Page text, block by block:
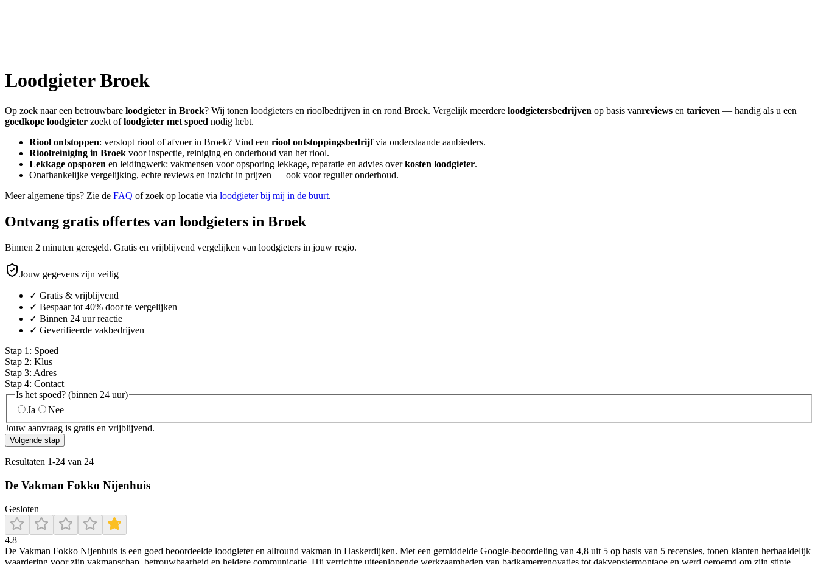
LoodgieterBroek
Op zoek naar een betrouwbare loodgieter in Broek? Wij tonen loodgieters en rioolbedrijven in en rond Broek. Vergelijk meerdere loodgietersbedrijven op basis vanreviews en tarieven — handig als u een
goedkope loodgieter zoekt ofloodgieter met spoed nodig hebt.
Riool ontstoppen: verstopt riool of afvoer in Broek? Vind een riool ontstoppingsbedrijfvia onderstaande aanbieders.
Rioolreiniging in Broek voor inspectie, reiniging en onderhoud van het riool.
Lekkage opsporen en leidingwerk: vakmensen voor opsporing lekkage, reparatie en advies overkosten loodgieter.
Onafhankelijke vergelijking, echte reviews en inzicht in prijzen — ook voor regulier onderhoud.
Meer algemene tips? Zie de FAQ of zoek op locatie via loodgieter bij mij in de buurt.
Ontvang gratis offertes van loodgieters in Broek
Binnen 2 minuten geregeld. Gratis en vrijblijvend vergelijken van loodgieters in jouw regio.
Jouw gegevens zijn veilig
✓ Gratis & vrijblijvend
✓ Bespaar tot 40% door te vergelijken
✓ Binnen 24 uur reactie
✓ Geverifieerde vakbedrijven
Stap 1 : Spoed
Stap 2: Klus
Stap 3: Adres
Stap 4: Contact
Is het spoed? (binnen 24 uur)
Ja
Nee
Jouw aanvraag is gratis en vrijblijvend.
Volgende stap
Resultaten 1-24 van 24
De Vakman Fokko Nijenhuis
Gesloten
4.8
De Vakman Fokko Nijenhuis is een goed beoordeelde loodgieter en allround vakman in Haskerdijken. Met een gemiddelde Google-beoordeling van 4,8 uit 5 op basis van 5 recensies, tonen klanten herhaaldelijk
waardering voor zijn vakmanschap, betrouwbaarheid en heldere communicatie. Hij verrichtte uiteenlopende werkzaamheden van badkamerrenovaties tot dakvenstermontage en werd geroemd om zijn stipte